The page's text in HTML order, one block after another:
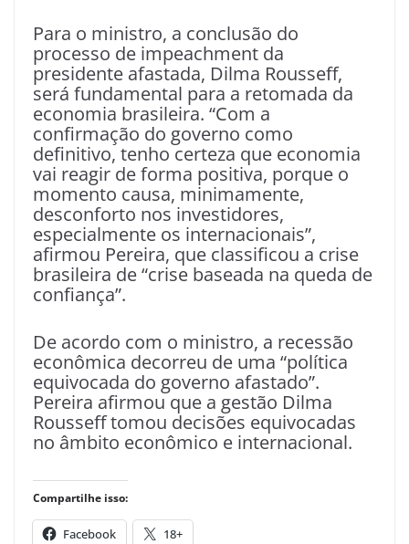
Para o ministro, a conclusão do
processo de impeachment da
presidente afastada, Dilma Rousseff,
será fundamental para a retomada da
economia brasileira. “Com a
confirmação do governo como
definitivo, tenho certeza que economia
vai reagir de forma positiva, porque o
momento causa, minimamente,
desconforto nos investidores,
especialmente os internacionais”,
afirmou Pereira, que classificou a crise
brasileira de “crise baseada na queda de
confiança”.
De acordo com o ministro, a recessão
econômica decorreu de uma “política
equivocada do governo afastado”.
Pereira afirmou que a gestão Dilma
Rousseff tomou decisões equivocadas
no âmbito econômico e internacional.
Compartilhe isso:
Facebook 18+